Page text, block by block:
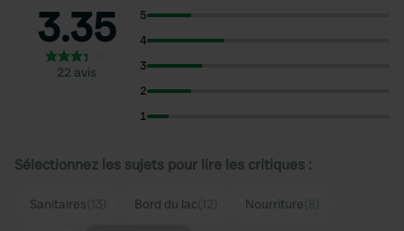
3.35
22 avis
5
4
3
2
1
Sélectionnez les sujets pour lire les critiques :
Sanitaires Bord du lac Nourriture